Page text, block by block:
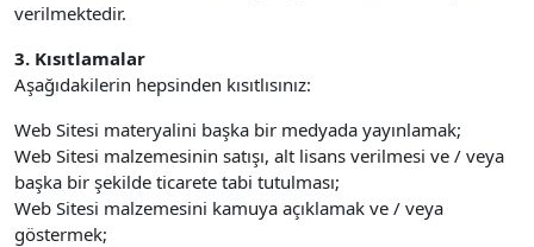
verilmektedir.
3. Kısıtlamalar
Aşağıdakilerin hepsinden kısıtlısınız:
Web Sitesi materyalini başka bir medyada yayınlamak;
Web Sitesi malzemesinin satışı, alt lisans verilmesi ve / veya
başka bir şekilde ticarete tabi tutulması;
Web Sitesi malzemesini kamuya açıklamak ve / veya
göstermek;